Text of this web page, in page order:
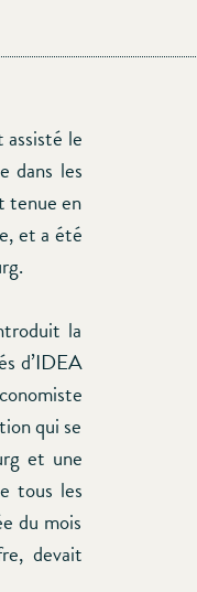
le
dans les
tenue en
et a été
la
d’IDEA
qui se
et une
tous les
du mois
devait